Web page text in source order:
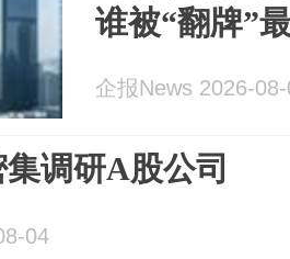
谁被“翻牌”
企报News 2026-
调研A股公司
04